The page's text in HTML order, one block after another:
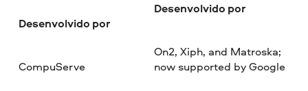
Desenvolvido por
CompuServe
Desenvolvido por
On2, Xiph, and Matroska;
now supported by Google